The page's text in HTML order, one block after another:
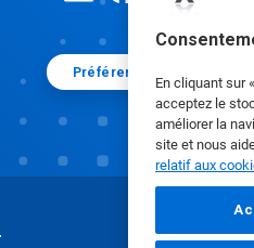
En cliquant sur
acceptez le
améliorer la
site et nous
relatif aux
Préférences en matière